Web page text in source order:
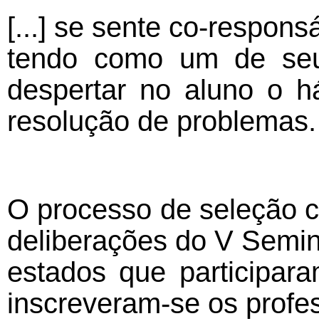
[...] se sente co-
tendo como um de
despertar no aluno o
resolução de
O processo de seleção
deliberações do V
estados que
inscreveram-se os